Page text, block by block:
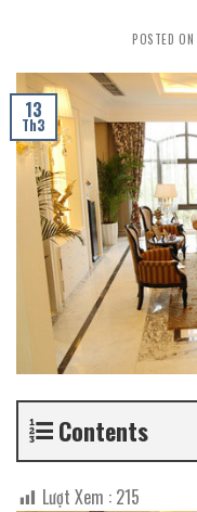
POSTED ON
13
Th3
Contents
Lượt Xem : 215